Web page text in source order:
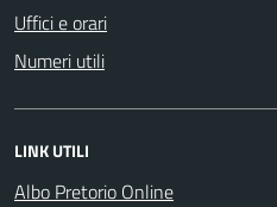
Uffici e orari
Numeri utili
LINK UTILI
Albo Pretorio Online